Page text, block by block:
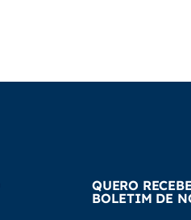
QUERO
BOLETIM DE